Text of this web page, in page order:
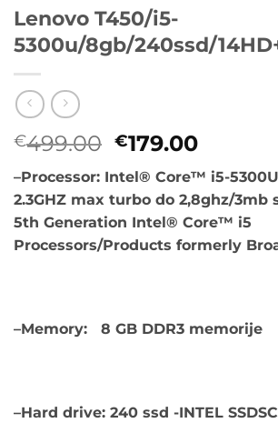
Lenovo T450/i5-
5300u/8gb/240ssd/
€499.00 Originalna
cena
je
bila:
€499.00.
€179.00
cena
je:
–Processor: Intel® Core™ i5-
2.3GHZ max turbo do 2,8ghz/3mb
5th Generation Intel® Core™ i5
Processors/Products formerly
–Memory: 8 GB DDR3 memorije
–Hard drive: 240 ssd -INTEL